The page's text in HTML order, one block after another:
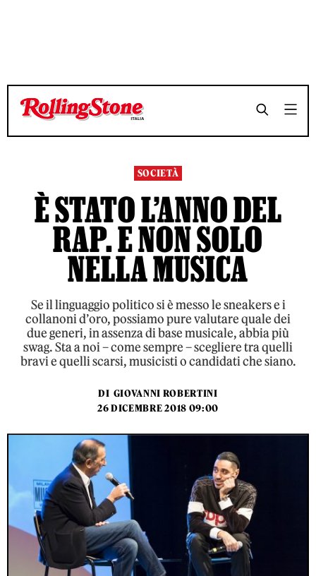
TEMPO DI LETTURA 6 MINUTI SHARE
TEMPO DI LETTURA 6 MINUTI SHARE
SOCIETÀ
È STATO L’ANNO DEL
RAP. E NON SOLO
NELLA MUSICA
Se il linguaggio politico si è messo le sneakers e i
collanoni d’oro, possiamo pure valutare quale dei
due generi, in assenza di base musicale, abbia più
swag. Sta a noi – come sempre – scegliere tra quelli
bravi e quelli scarsi, musicisti o candidati che siano.
DI GIOVANNI ROBERTINI
26 DICEMBRE 2018 09:00